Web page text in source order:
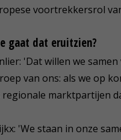
voortrekkersrol
gaat dat eruitzien?
'Dat willen we
van ons: als we op
regionale marktpartijen
'We staan in onze